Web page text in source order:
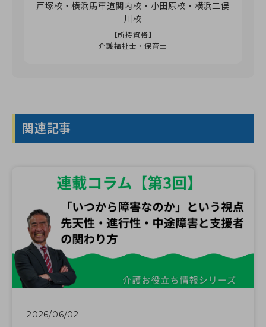
戸塚校・横浜馬車道関内校・小田原校・横浜二俣
川校
【所持資格】
介護福祉士・保育士
関連記事
2026/06/02